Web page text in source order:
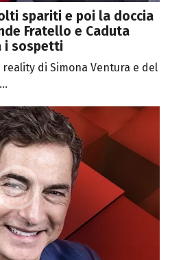
spariti e poi la doccia
Fratello e Caduta
i sospetti
reality di Simona Ventura e del